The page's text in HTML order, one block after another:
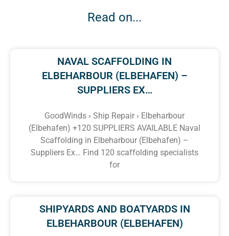
Read on...
NAVAL SCAFFOLDING IN
ELBEHARBOUR (ELBEHAFEN) –
SUPPLIERS EX…
GoodWinds › Ship Repair › Elbeharbour
(Elbehafen) +120 SUPPLIERS AVAILABLE Naval
Scaffolding in Elbeharbour (Elbehafen) –
Suppliers Ex… Find 120 scaffolding specialists
for
SHIPYARDS AND BOATYARDS IN
ELBEHARBOUR (ELBEHAFEN)